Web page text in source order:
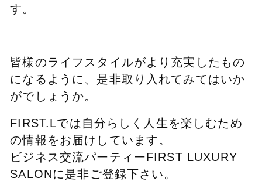
す。
皆様のライフスタイルがより充実したもの
になるように、是非取り入れてみてはいか
がでしょうか。
FIRST.Lでは自分らしく人生を楽しむため
の情報をお届けしています。
ビジネス交流パーティーFIRST LUXURY
SALONに是非ご登録下さい。